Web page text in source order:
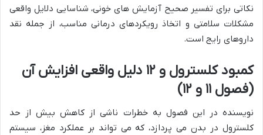
نکاتی برای تفسیر صحیح آزمایش های خونی، شناسایی دلایل واقعی
مشکلات سلامتی و اتخاذ رویکردهای درمانی مناسب، از جمله نقد
داروهای رایج است.
کمبود کلسترول و ۱۲ دلیل واقعی افزایش آن
(فصول ۱۱ و ۱۲)
نویسنده در این فصول به خطرات ناشی از کاهش بیش از حد
کلسترول در بدن می پردازد، که می تواند بر عملکرد مغز، سیستم